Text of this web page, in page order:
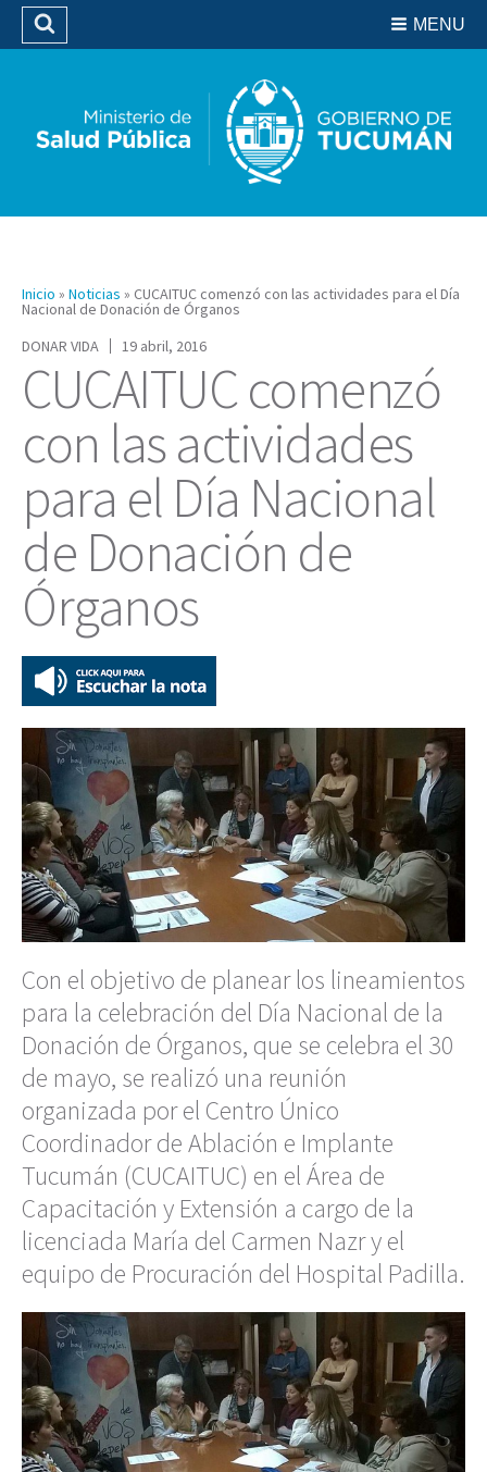
Biblioteca
MENU
Buscar
Inicio » Noticias » CUCAITUC comenzó con las actividades para el Día
Nacional de Donación de Órganos
DONAR VIDA
19 abril, 2016
CUCAITUC comenzó
con las actividades
para el Día Nacional
de Donación de
Órganos
Con el objetivo de planear los lineamientos
para la celebración del Día Nacional de la
Donación de Órganos, que se celebra el 30
de mayo, se realizó una reunión
organizada por el Centro Único
Coordinador de Ablación e Implante
Tucumán (CUCAITUC) en el Área de
Capacitación y Extensión a cargo de la
licenciada María del Carmen Nazr y el
equipo de Procuración del Hospital Padilla.